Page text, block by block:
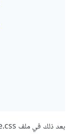
بعد ذلك في ملف style.css سطر 78